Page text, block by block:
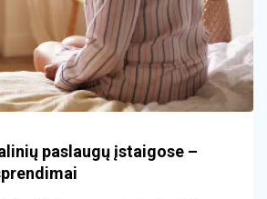
paslaugų įstaigose –